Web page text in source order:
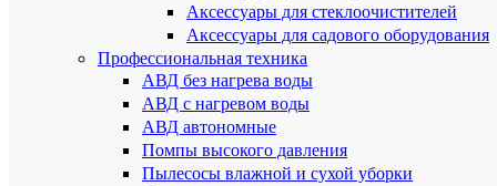
Аксессуары для стеклоочистителей
Аксессуары для садового оборудования
Профессиональная техника
АВД без нагрева воды
АВД с нагревом воды
АВД автономные
Помпы высокого давления
Пылесосы влажной и сухой уборки